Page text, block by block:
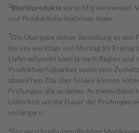
2Biozidproduktevorsichtig verwenden.
und Produktinformationen lesen.
3Die Übergabe deiner Bestellung an
bei uns werktags von Montag bis Freitag
Lieferzeitpunkt kann je nach Region und
Produktverfügbarkeit sowie vom
abweichen. Darüber hinaus können
Prüfungen, die zu deiner
Lieferfrist um die Dauer der Prüfungen
verlängern.
4Für verschreibungspflichtige